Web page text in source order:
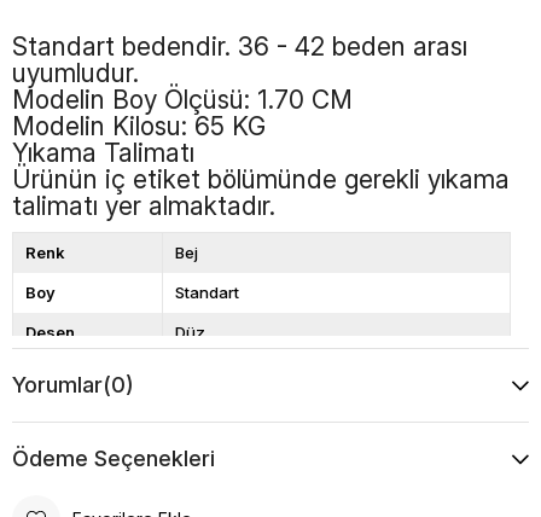
Standart bedendir. 36 - 42 beden arası
uyumludur.
Modelin Boy Ölçüsü: 1.70 CM
Modelin Kilosu: 65 KG
Yıkama Talimatı
Ürünün iç etiket bölümünde gerekli yıkama
talimatı yer almaktadır.
Renk Bej
Boy Standart
Desen Düz
Yorumlar(0)
Ödeme Seçenekleri